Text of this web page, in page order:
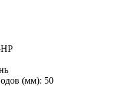
НР
(мм): 50